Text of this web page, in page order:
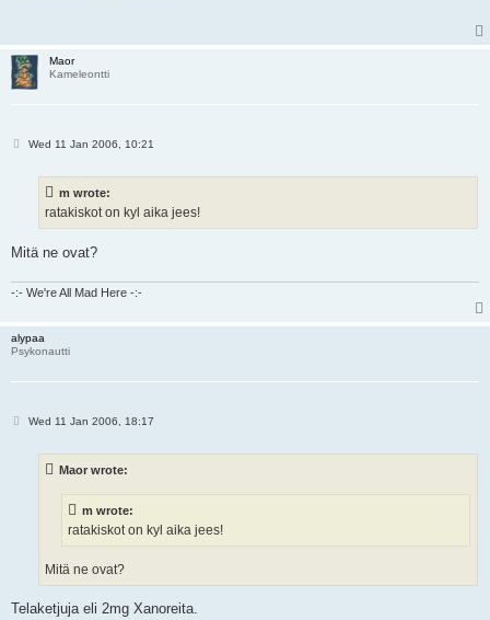
Maor
Kameleontti
PWed 11 Jan 2006, 10:21
m wrote:
ratakiskot on kyl aika jees!
Mitä ne ovat?
-:- We're All Mad Here -:-
alypaa
Psykonautti
PWed 11 Jan 2006, 18:17
Maor wrote:
m wrote:
ratakiskot on kyl aika jees!
Mitä ne ovat?
Telaketjuja eli 2mg Xanoreita.